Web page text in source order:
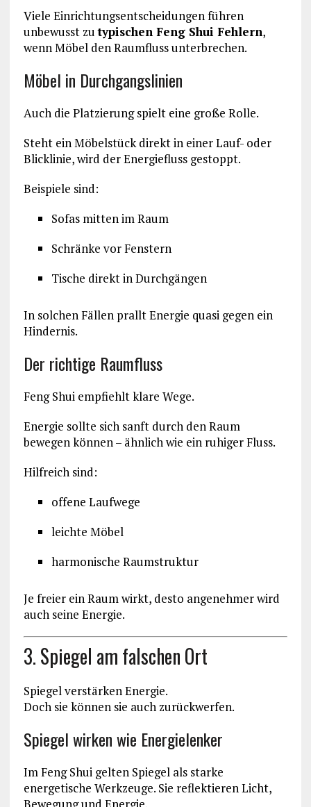
Viele Einrichtungsentscheidungen führen
unbewusst zutypischen Feng Shui Fehlern,
wenn Möbel den Raumfluss unterbrechen.
Möbel in Durchgangslinien
Auch die Platzierung spielt eine große Rolle.
Steht ein Möbelstück direkt in einer Lauf- oder
Blicklinie, wird der Energiefluss gestoppt.
Beispiele sind:
Sofas mitten im Raum
Schränke vor Fenstern
Tische direkt in Durchgängen
In solchen Fällen prallt Energie quasi gegen ein
Hindernis.
Der richtige Raumfluss
Feng Shui empfiehlt klare Wege.
Energie sollte sich sanft durch den Raum
bewegen können – ähnlich wie ein ruhiger Fluss.
Hilfreich sind:
offene Laufwege
leichte Möbel
harmonische Raumstruktur
Je freier ein Raum wirkt, desto angenehmer wird
auch seine Energie.
3. Spiegel am falschen Ort
Spiegel verstärken Energie.
Doch sie können sie auch zurückwerfen.
Spiegel wirken wie Energielenker
Im Feng Shui gelten Spiegel als starke
energetische Werkzeuge. Sie reflektieren Licht,
Bewegung und Energie.